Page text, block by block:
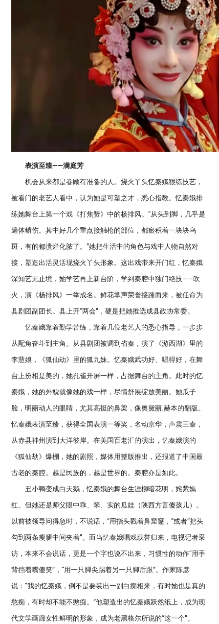
表演至臻——满庭芳
机会从来都是眷顾有准备的人。烧火丫头忆秦娥狠练技艺，
被看门的老艺人看中，认为她是可塑之才，悉心指教。忆秦娥排
练她舞台上第一个戏《打焦赞》中的杨排风。“从头到脚，几乎是
遍体鳞伤。其中好几个重点接触枪的部位，都瘀积着一块块乌
斑，有的都溃烂化脓了。”她把生活中的角色与戏中人物自然对
接，塑造出活灵活现烧火丫头形象。这出戏带来开门红，忆秦娥
深知艺无止境，她学艺再上新台阶，学到秦腔中独门绝技——吹
火，演《杨排风》一举成名。鲜花掌声荣誉接踵而来，被任命为
县剧团副团长。县上开“两会”，硬是把她推选成县政协常委。
忆秦娥靠着勤学苦练，靠着几位老艺人的悉心指导，一步步
从配角奋斗到主角。从县剧团被调到省秦，演了《游西湖》里的
李慧娘，《狐仙劫》里的狐九妹。忆秦娥武功好、唱得好，在舞
台上扮相是美的，她孔雀开屏一样，占据舞台的主角。此时的忆
秦娥，她的外貌就像她的戏一样，尽情舒展绽放美丽。她瓜子
脸，明丽动人的眼睛，尤其高挺的鼻梁，像奥黛丽.赫本的翻版。
忆秦娥表演至臻，获得全国表演一等奖，名动京华，声震三秦，
从赤县神州演到大洋彼岸。在美国百老汇的演出，忆秦娥演的
《狐仙劫》爆棚，她的剧照，媒体用整版推出，还报道了中国最
古老的秦腔。越是民族的，越是世界的。秦腔亦是如此。
丑小鸭变成白天鹅，忆秦娥的舞台生涯柳暗花明，姹紫嫣
红。但她还是师父眼中乖、笨、实的瓜娃（陕西方言傻孩儿）。
以前被领导问得急时，不说话，“用指头戳着鼻窟窿，”或者“把头
勾到两条瘦腿中间夹着”。而当忆秦娥唱戏载誉归来，电视记者采
访，本来不会说话，更是一个字也说不出来，习惯性的动作“用手
背挡着嘴傻笑”，“用一只脚尖踢着另一只脚后跟”。作家陈彦
说：“我的忆秦娥，倒不是要装出一副白痴相来，有时她也是真的
憨痴，有时却不能不憨痴。”他塑造出的忆秦娥跃然纸上，成为现
代文学画廊女性鲜明的形象，成为老黑格尔所说的“这一个”。